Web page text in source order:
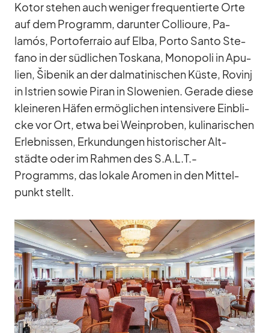
Ko­tor ste­hen auch we­ni­ger fre­quen­tierte Orte
auf dem Pro­gramm, dar­un­ter Col­lioure, Pa­
lamós, Por­tof­er­raio auf Elba, Porto Santo Ste­
fano in der süd­li­chen Tos­kana, Mo­no­poli in Apu­
lien, Ši­benik an der dal­ma­ti­ni­schen Küste, Ro­vinj
in Is­trien so­wie Pi­ran in Slo­we­nien. Ge­rade diese
klei­ne­ren Hä­fen er­mög­li­chen in­ten­si­vere Ein­bli­
cke vor Ort, etwa bei Wein­pro­ben, ku­li­na­ri­schen
Er­leb­nis­sen, Er­kun­dun­gen his­to­ri­scher Alt­
städte oder im Rah­men des S.A.L.T.-
Programms, das lo­kale Aro­men in den Mit­tel­
punkt stellt.